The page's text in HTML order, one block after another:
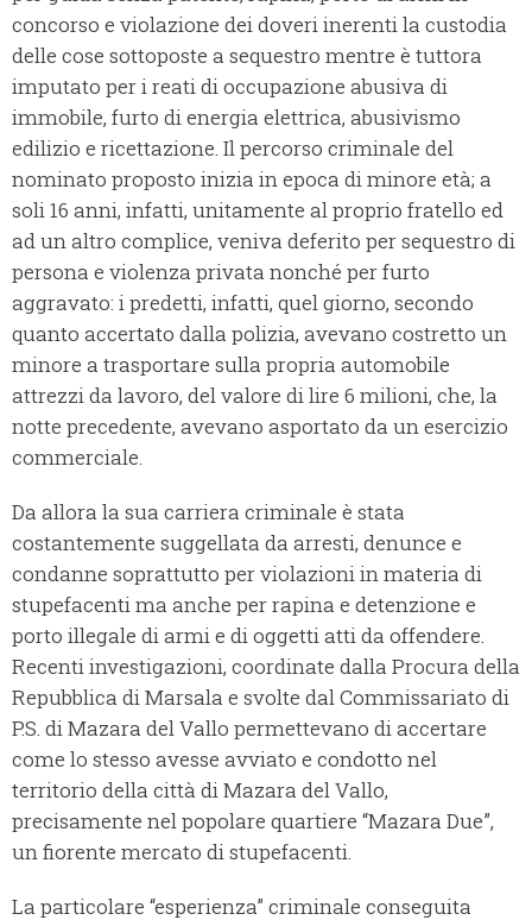
concorso e violazione dei doveri inerenti la custodia
delle cose sottoposte a sequestro mentre è tuttora
imputato per i reati di occupazione abusiva di
immobile, furto di energia elettrica, abusivismo
edilizio e ricettazione. Il percorso criminale del
nominato proposto inizia in epoca di minore età; a
soli 16 anni, infatti, unitamente al proprio fratello ed
ad un altro complice, veniva deferito per sequestro di
persona e violenza privata nonché per furto
aggravato: i predetti, infatti, quel giorno, secondo
quanto accertato dalla polizia, avevano costretto un
minore a trasportare sulla propria automobile
attrezzi da lavoro, del valore di lire 6 milioni, che, la
notte precedente, avevano asportato da un esercizio
commerciale.
Da allora la sua carriera criminale è stata
costantemente suggellata da arresti, denunce e
condanne soprattutto per violazioni in materia di
stupefacenti ma anche per rapina e detenzione e
porto illegale di armi e di oggetti atti da offendere.
Recenti investigazioni, coordinate dalla Procura della
Repubblica di Marsala e svolte dal Commissariato di
P.S. di Mazara del Vallo permettevano di accertare
come lo stesso avesse avviato e condotto nel
territorio della città di Mazara del Vallo,
precisamente nel popolare quartiere “Mazara Due”,
un fiorente mercato di stupefacenti.
La particolare “esperienza” criminale conseguita